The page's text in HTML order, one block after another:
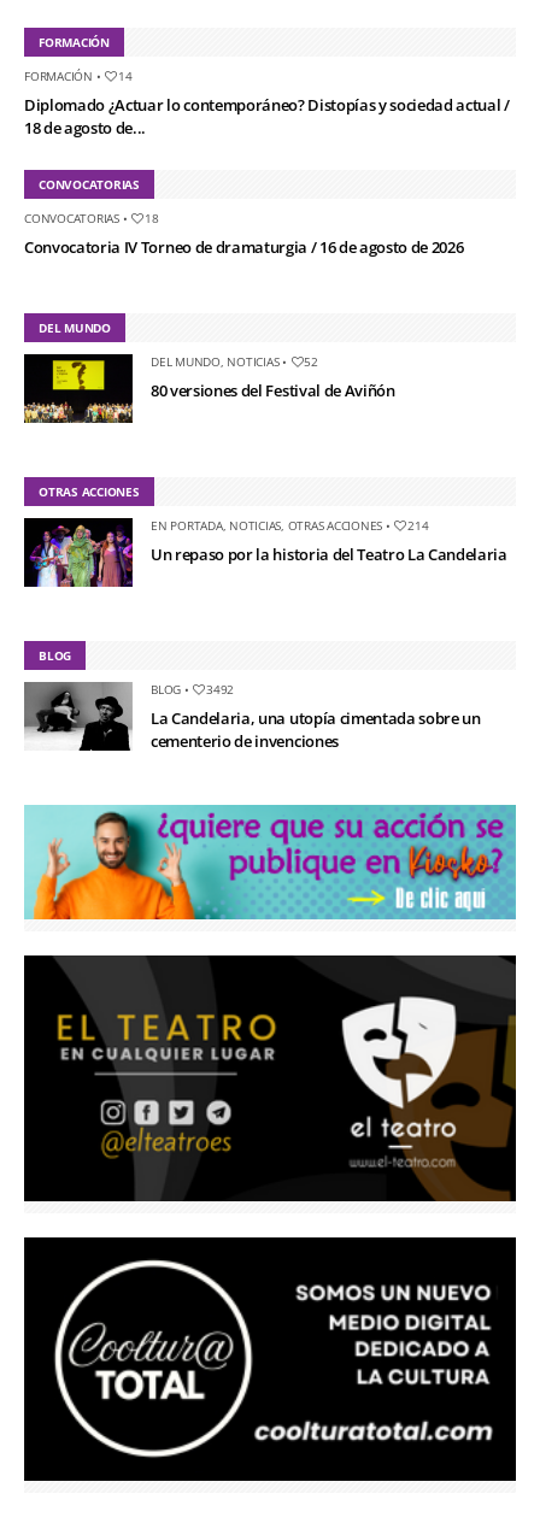
FORMACIÓN
FORMACIÓN • 14
Diplomado ¿Actuar lo contemporáneo? Distopías y sociedad actual /
18 de agosto de...
CONVOCATORIAS
CONVOCATORIAS• 18
Convocatoria IV Torneo de dramaturgia / 16 de agosto de 2026
DEL MUNDO
DEL MUNDO, NOTICIAS• 52
80 versiones del Festival de Aviñón
OTRAS ACCIONES
EN PORTADA, NOTICIAS OTRAS ACCIONES • 214
Un repaso por la historia del Teatro La Candelaria
BLOG
BLOG • 3492
La Candelaria, una utopía cimentada sobre un
cementerio de invenciones